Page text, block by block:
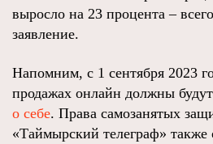
выросло на 23 процента –
заявление.
Напомним, с 1 сентября 2023
продажах онлайн должны будут
о себе. Права самозанятых
«Таймырский телеграф» также